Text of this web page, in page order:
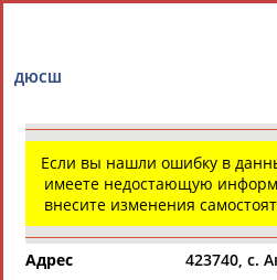
Если вы нашли ошибку в
имеете недостающую
внесите изменения
Адрес
423740, с.